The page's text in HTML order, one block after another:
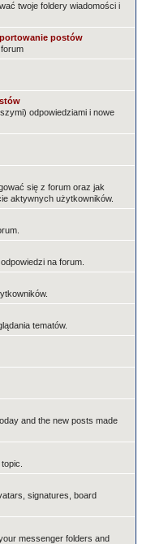
twoje foldery wiadomości i
postów
odpowiedziami i nowe
się z forum oraz jak
aktywnych użytkowników.
na forum.
tematów.
and the new posts made
signatures, board
messenger folders and